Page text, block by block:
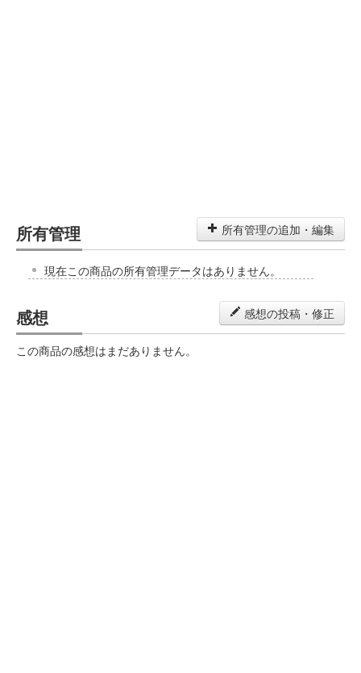
所有管理 所有管理の追加・編集
現在この商品の所有管理データはありません。
感想 感想の投稿・修正
この商品の感想はまだありません。